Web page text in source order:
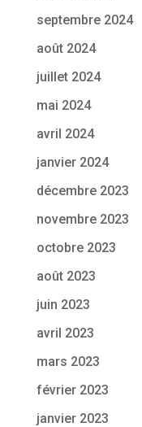
septembre 2024
août 2024
juillet 2024
mai 2024
avril 2024
janvier 2024
décembre 2023
novembre 2023
octobre 2023
août 2023
juin 2023
avril 2023
mars 2023
février 2023
janvier 2023